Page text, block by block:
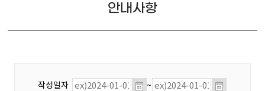
안내사항
작성일자 ~